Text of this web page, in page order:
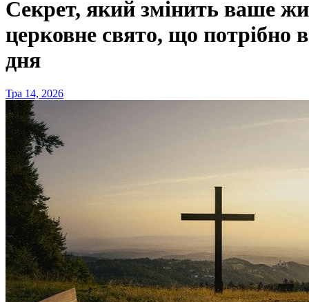
Секрет, який змінить ваше
церковне свято, що потрібно
дня
Тра 14, 2026